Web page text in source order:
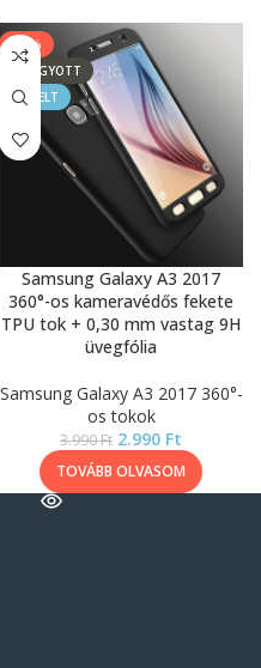
-25%
ELFOGYOTT
KIEMELT
Samsung Galaxy A3 2017
360°-os kameravédős fekete
TPU tok + 0,30 mm vastag 9H
üvegfólia
Samsung Galaxy A3 2017 360°-
os tokok
3.990Ft 2.990 Ft
TOVÁBB OLVASOM